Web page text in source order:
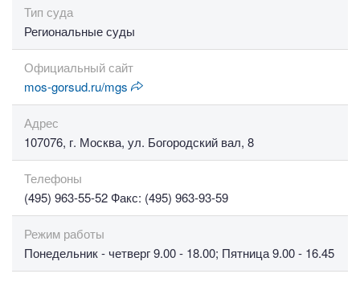
Тип суда
Региональные суды
Официальный сайт
mos-gorsud.ru/mgs
Адрес
107076, г. Москва, ул. Богородский вал, 8
Телефоны
(495) 963-55-52 Факс: (495) 963-93-59
Режим работы
Понедельник - четверг 9.00 - 18.00; Пятница 9.00 - 16.45